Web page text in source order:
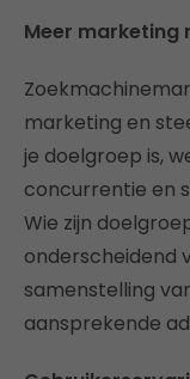
Meer marketing
marketing en
je doelgroep is,
concurrentie en
Wie zijn
onderscheidend
samenstelling
aansprekende